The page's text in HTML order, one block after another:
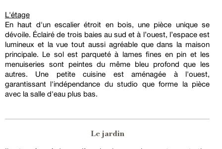
L'étage
En haut d'un escalier étroit en bois, une pièce unique se
dévoile. Éclairé de trois baies au sud et à l’ouest, l’espace est
lumineux et la vue tout aussi agréable que dans la maison
principale. Le sol est parqueté à lames fines en pin et les
menuiseries sont peintes du même bleu profond que les
autres. Une petite cuisine est aménagée à l'ouest,
garantissant l'indépendance du studio que forme la pièce
avec la salle d'eau plus bas.
Le jardin